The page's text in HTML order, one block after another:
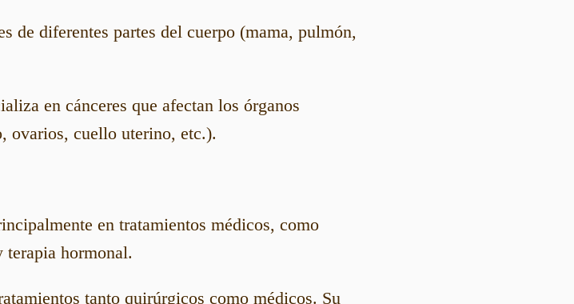
de diferentes partes del cuerpo (mama, pulmón,
en cánceres que afectan los órganos
ovarios, cuello uterino, etc.).
en tratamientos médicos, como
hormonal.
tanto quirúrgicos como médicos. Su